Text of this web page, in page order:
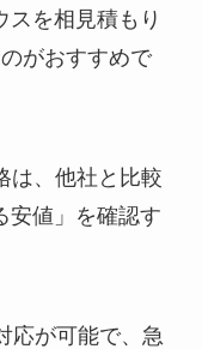
スを相見積もり
がおすすめで
は、他社と比較
安値」を確認す
応が可能で、急